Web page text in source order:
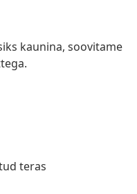
kaunina, soovitame
teras